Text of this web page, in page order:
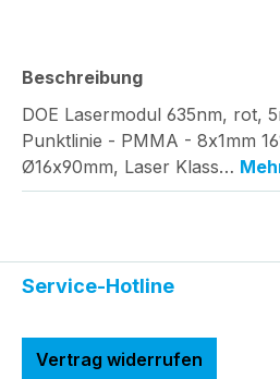
Beschreibung
DOE Lasermodul 635nm, rot,
Punktlinie - PMMA - 8x1mm
Ø16x90mm, Laser Klass…
Service-Hotline
Vertrag widerrufen